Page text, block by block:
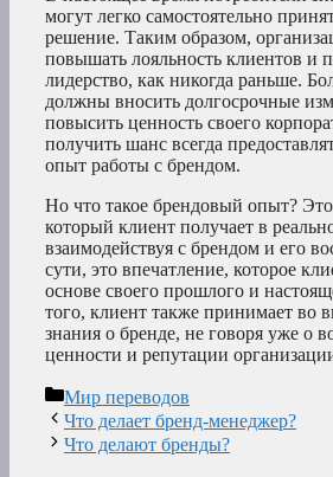
могут легко самостоятельно
решение. Таким образом,
повышать лояльность клиентов и
лидерство, как никогда раньше.
должны вносить долгосрочные
повысить ценность своего
получить шанс всегда
опыт работы с брендом.
Но что такое брендовый опыт?
который клиент получает в
взаимодействуя с брендом и его
сути, это впечатление, которое
основе своего прошлого и
того, клиент также принимает во
знания о бренде, не говоря уже о
ценности и репутации
Рубрики
Мир переводов
Что делает бренд-менеджер?
Что делают бренды?